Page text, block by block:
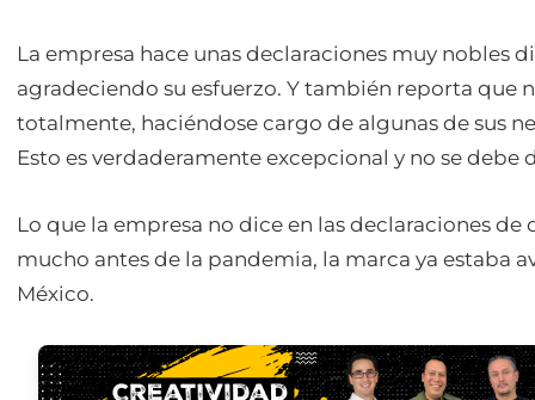
La empresa hace unas declaraciones muy nobles
agradeciendo su esfuerzo. Y también reporta que
totalmente, haciéndose cargo de algunas de sus
Esto es verdaderamente excepcional y no se debe
Lo que la empresa no dice en las declaraciones de
mucho antes de la pandemia, la marca ya estaba
México.